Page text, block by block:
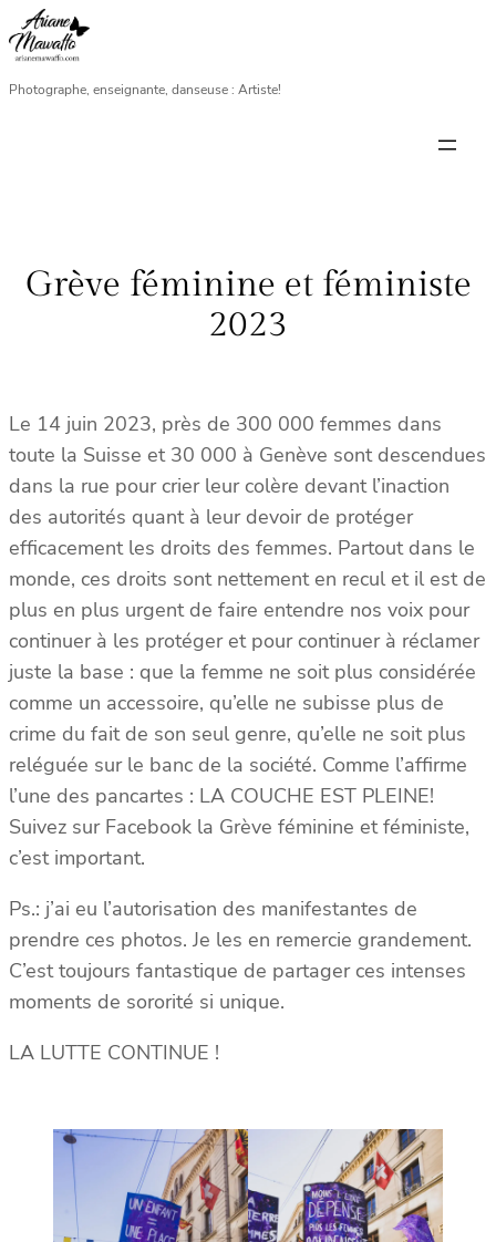
Aller
au
contenu
Photographe, enseignante, danseuse : Artiste!
Grève féminine et féministe
2023
Le 14 juin 2023, près de 300 000 femmes dans
toute la Suisse et 30 000 à Genève sont descendues
dans la rue pour crier leur colère devant l’inaction
des autorités quant à leur devoir de protéger
efficacement les droits des femmes. Partout dans le
monde, ces droits sont nettement en recul et il est de
plus en plus urgent de faire entendre nos voix pour
continuer à les protéger et pour continuer à réclamer
juste la base : que la femme ne soit plus considérée
comme un accessoire, qu’elle ne subisse plus de
crime du fait de son seul genre, qu’elle ne soit plus
reléguée sur le banc de la société. Comme l’affirme
l’une des pancartes : LA COUCHE EST PLEINE!
Suivez sur Facebook la Grève féminine et féministe,
c’est important.
Ps.: j’ai eu l’autorisation des manifestantes de
prendre ces photos. Je les en remercie grandement.
C’est toujours fantastique de partager ces intenses
moments de sororité si unique.
LA LUTTE CONTINUE !